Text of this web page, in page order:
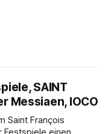
SAINT
Messiaen, IOCO
Saint François